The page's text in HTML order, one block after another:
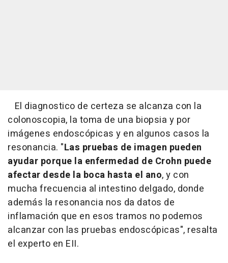
El diagnostico de certeza se alcanza con la
colonoscopia, la toma de una biopsia y por
imágenes endoscópicas y en algunos casos la
resonancia. "Las pruebas de imagen pueden
ayudar porque la enfermedad de Crohn puede
afectar desde la boca hasta el ano, y con
mucha frecuencia al intestino delgado, donde
además la resonancia nos da datos de
inflamación que en esos tramos no podemos
alcanzar con las pruebas endoscópicas", resalta
el experto en EII.